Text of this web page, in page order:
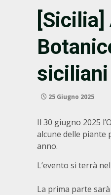
[Sicilia]
siciliani
25 Giugno 2025
Il 30 giugno 2025
alcune delle piante
anno.
L’evento si terrà
La prima parte